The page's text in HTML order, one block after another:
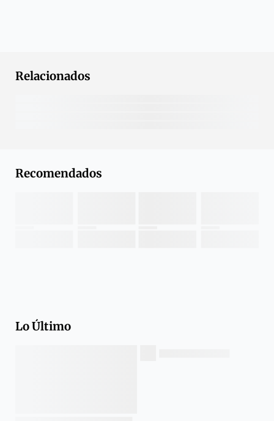
Relacionados
Recomendados
Lo Último